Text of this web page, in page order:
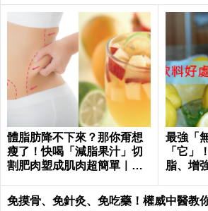
體脂肪降不下來？那你甭想
瘦了！快喝「減脂果汁」切
割肥肉塑成肌肉超簡單｜每
最強「
「它」
脂、增
免摸骨、免針灸、免吃藥！權威中醫教